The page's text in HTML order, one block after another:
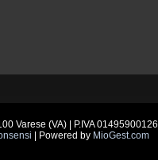
Varese (VA) | P.IVA 01495900126
| Powered by MioGest.com